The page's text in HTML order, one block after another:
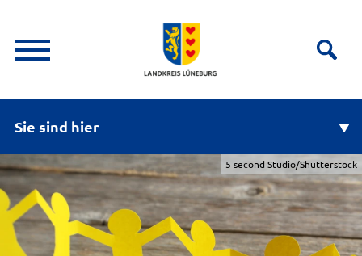
Sie sind hier
5 second Studio/Shutterstock